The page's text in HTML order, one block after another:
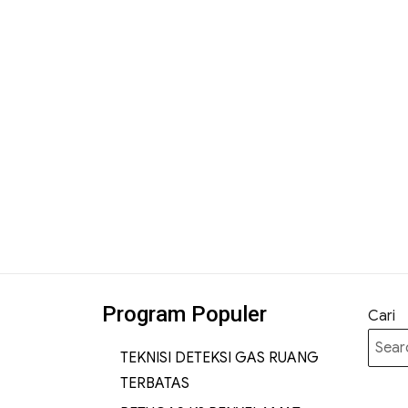
Program Populer
TEKNISI DETEKSI GAS RUANG
TERBATAS
Cari